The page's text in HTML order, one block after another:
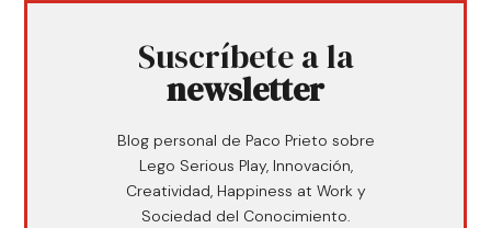
Suscríbete a la
newsletter
Blog personal de Paco Prieto sobre
Lego Serious Play, Innovación,
Creatividad, Happiness at Work y
Sociedad del Conocimiento.